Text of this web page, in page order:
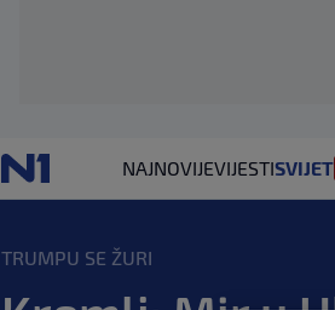
NAJNOVIJEVIJESTISVIJET
TRUMPU SE ŽURI